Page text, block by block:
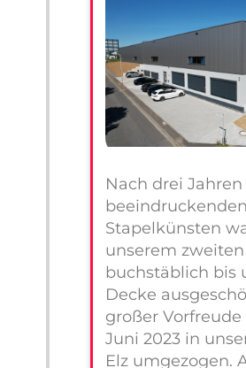
Nach drei
beeindruckenden
Stapelkünsten
unserem
buchstäblich bis
Decke
großer
Juni 2023 in
Elz umgezogen.